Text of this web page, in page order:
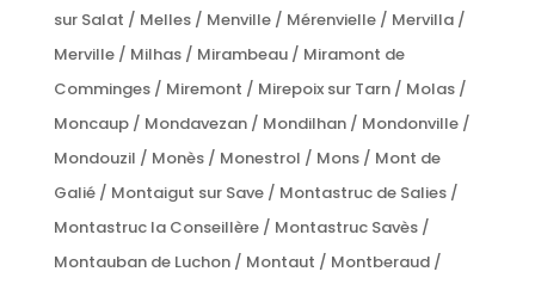
sur Salat / Melles / Menville / Mérenvielle / Mervilla /
Merville / Milhas / Mirambeau / Miramont de
Comminges / Miremont / Mirepoix sur Tarn / Molas /
Moncaup / Mondavezan / Mondilhan / Mondonville /
Mondouzil / Monès / Monestrol / Mons / Mont de
Galié / Montaigut sur Save / Montastruc de Salies /
Montastruc la Conseillère / Montastruc Savès /
Montauban de Luchon / Montaut / Montberaud /